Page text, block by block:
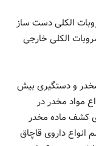
هزار لیتر مشروبات الکلی دست ساز
الکلی خارجی
و دستگیری بیش
کشف نزدیک ۳۰ تن انواع مواد مخدر در
کشف ماده مخدر
میلیون و ۵۰۰ هزار قلم انواع داروی قاچاق